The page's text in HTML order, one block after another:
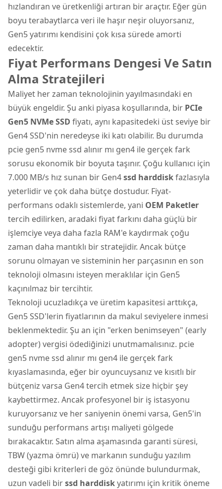
hızlandıran ve üretkenliği artıran bir araçtır. Eğer gün
boyu terabaytlarca veri ile haşır neşir oluyorsanız,
Gen5 yatırımı kendisini çok kısa sürede amorti
edecektir.
Fiyat Performans Dengesi Ve Satın
Alma Stratejileri
Maliyet her zaman teknolojinin yayılmasındaki en
büyük engeldir. Şu anki piyasa koşullarında, bir PCIe
Gen5 NVMe SSD fiyatı, aynı kapasitedeki üst seviye bir
Gen4 SSD'nin neredeyse iki katı olabilir. Bu durumda
pcie gen5 nvme ssd alınır mı gen4 ile gerçek fark
sorusu ekonomik bir boyuta taşınır. Çoğu kullanıcı için
7.000 MB/s hız sunan bir Gen4ssd harddiskfazlasıyla
yeterlidir ve çok daha bütçe dostudur. Fiyat-
performans odaklı sistemlerde, yani OEM Paketler
tercih edilirken, aradaki fiyat farkını daha güçlü bir
işlemciye veya daha fazla RAM'e kaydırmak çoğu
zaman daha mantıklı bir stratejidir. Ancak bütçe
sorunu olmayan ve sisteminin her parçasının en son
teknoloji olmasını isteyen meraklılar için Gen5
kaçınılmaz bir tercihtir.
Teknoloji ucuzladıkça ve üretim kapasitesi arttıkça,
Gen5 SSD'lerin fiyatlarının da makul seviyelere inmesi
beklenmektedir. Şu an için "erken benimseyen" (early
adopter) vergisi ödediğinizi unutmamalısınız. pcie
gen5 nvme ssd alınır mı gen4 ile gerçek fark
kıyaslamasında, eğer bir oyuncuysanız ve kısıtlı bir
bütçeniz varsa Gen4 tercih etmek size hiçbir şey
kaybettirmez. Ancak profesyonel bir iş istasyonu
kuruyorsanız ve her saniyenin önemi varsa, Gen5'in
sunduğu performans artışı maliyeti gölgede
bırakacaktır. Satın alma aşamasında garanti süresi,
TBW (yazma ömrü) ve markanın sunduğu yazılım
desteği gibi kriterleri de göz önünde bulundurmak,
uzun vadeli birssd harddiskyatırımı için kritik öneme